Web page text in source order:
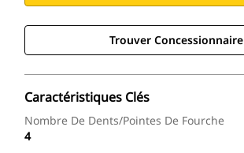
Trouver Concessionnaire
Caractéristiques Clés
Nombre De Dents/pointes De Fourche
4